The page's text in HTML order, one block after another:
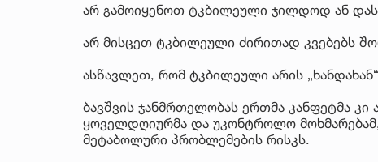
არ გამოიყენოთ ტკბილეული ჯილდოდ ან
არ მისცეთ ტკბილეული ძირითად კვებებს
ასწავლეთ, რომ ტკბილეული არის
ბავშვის ჯანმრთელობას ერთმა კანფეტმა
ყოველდღიურმა და უკონტროლო
მეტაბოლური პრობლემების რისკს.